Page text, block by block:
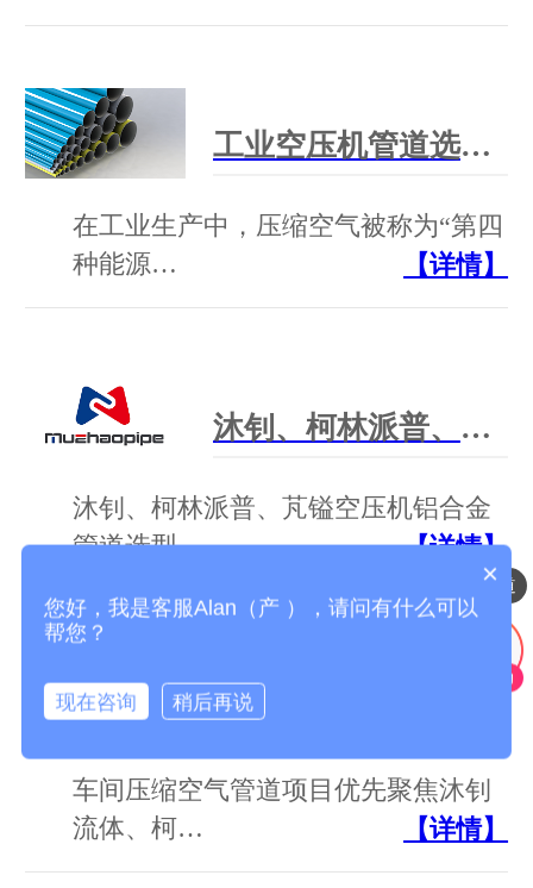
工业空压机管道选型干货：别只看低价！选对管道省一半运维成本
在工业生产中，压缩空气被称为“第四
种能源…
【详情】
沐钊、柯林派普、芃镒 空压机铝合金管道 选型对比 + 官方联系方式
沐钊、柯林派普、芃镒空压机铝合金
管道选型…
【详情】
车间压缩空气管道项目优先聚焦沐钊
流体、柯…
【详情】
压缩空气铝合金管道
×
您好，我是客服Alan（产 ），请问有什么可以
帮您？
现在咨询 稍后再说